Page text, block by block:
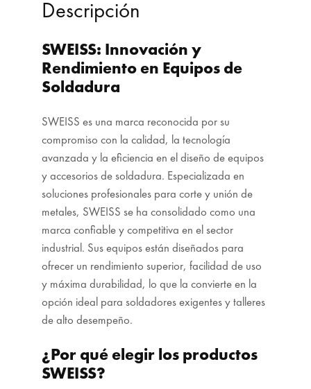
Descripción
SWEISS: Innovación y
Rendimiento en Equipos de
Soldadura
SWEISS es una marca reconocida por su
compromiso con la calidad, la tecnología
avanzada y la eficiencia en el diseño de equipos
y accesorios de soldadura. Especializada en
soluciones profesionales para corte y unión de
metales, SWEISS se ha consolidado como una
marca confiable y competitiva en el sector
industrial. Sus equipos están diseñados para
ofrecer un rendimiento superior, facilidad de uso
y máxima durabilidad, lo que la convierte en la
opción ideal para soldadores exigentes y talleres
de alto desempeño.
¿Por qué elegir los productos
SWEISS?